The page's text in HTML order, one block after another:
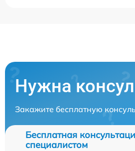
Нужна
Закажите бесплатную
Бесплатная
специалистом